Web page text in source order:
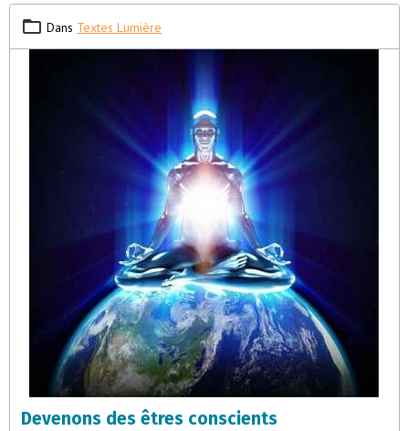
Dans Textes Lumière
Devenons des êtres conscients